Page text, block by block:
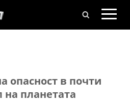
опасност в почти
планетата